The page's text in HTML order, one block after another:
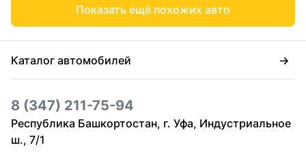
Показать ещё похожих авто
Каталог автомобилей
8 (347) 211-75-94
Республика Башкортостан, г. Уфа, Индустриальное
ш., 7/1